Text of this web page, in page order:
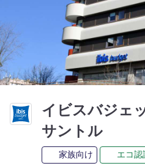
イビスバジェ
サントル
家族向け エコ認